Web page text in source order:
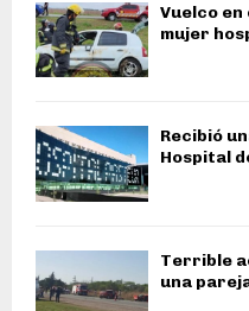
Vuelco
mujer
Recibió
Hospital
Terrible
una